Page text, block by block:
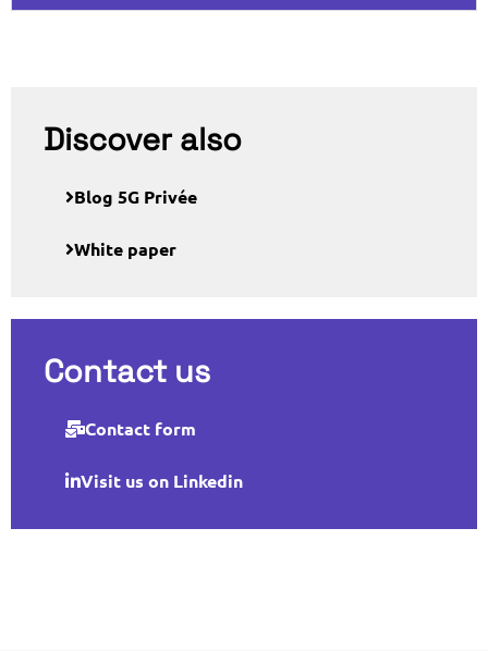
Discover also
Blog 5G Privée
White paper
Contact us
Contact form
Visit us on Linkedin